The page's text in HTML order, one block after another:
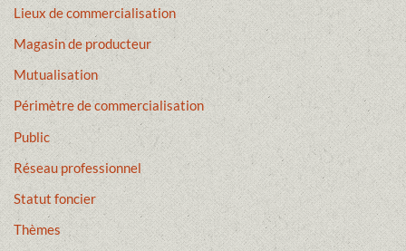
Lieux de commercialisation
Magasin de producteur
Mutualisation
Périmètre de commercialisation
Public
Réseau professionnel
Statut foncier
Thèmes